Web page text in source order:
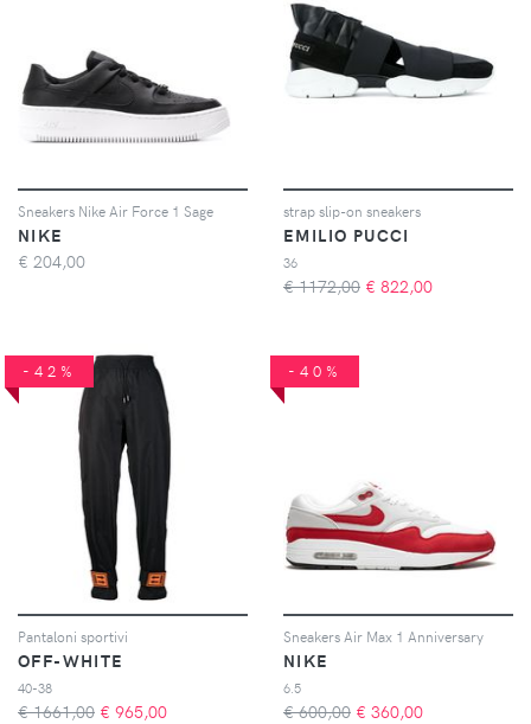
Sneakers Nike Air Force 1 Sage
NIKE
€ 204,00
strap slip-on sneakers
EMILIO PUCCI
36
€ 1172,00 € 822,00
-42%
Pantaloni sportivi
OFF-WHITE
40-38
€ 1661,00 € 965,00
-40%
Sneakers Air Max 1 Anniversary
NIKE
6.5
€ 600,00 € 360,00